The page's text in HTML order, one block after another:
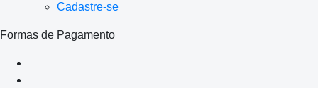
Cadastre-se
Formas de Pagamento